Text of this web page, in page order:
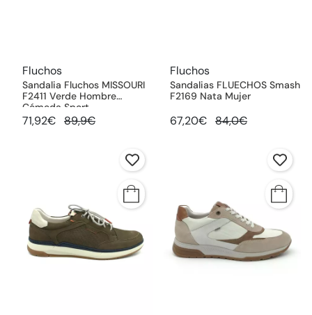
Fluchos
Sandalia Fluchos MISSOURI
F2411 Verde Hombre
Cómoda Sport
71,92€ 89,9€
Fluchos
Sandalias FLUECHOS Smash
F2169 Nata Mujer
67,20€ 84,0€